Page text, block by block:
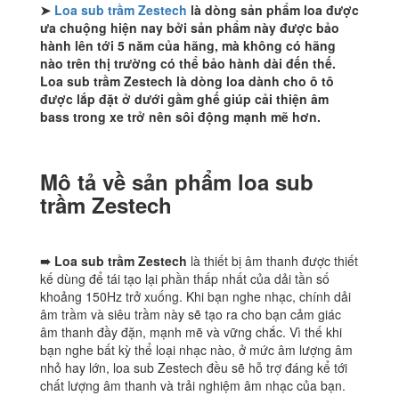
➤ Loa sub trầm Zestech là dòng sản phẩm loa được
ưa chuộng hiện nay bởi sản phẩm này được bảo
hành lên tới 5 năm của hãng, mà không có hãng
nào trên thị trường có thể bảo hành dài đến thế.
Loa sub trầm Zestech là dòng loa dành cho ô tô
được lắp đặt ở dưới gầm ghế giúp cải thiện âm
bass trong xe trở nên sôi động mạnh mẽ hơn.
Mô tả về sản phẩm loa sub
trầm Zestech
➠ Loa sub trầm Zestech là thiết bị âm thanh được thiết
kế dùng để tái tạo lại phần thấp nhất của dải tần số
khoảng 150Hz trở xuống. Khi bạn nghe nhạc, chính dải
âm trầm và siêu trầm này sẽ tạo ra cho bạn cảm giác
âm thanh đầy đặn, mạnh mẽ và vững chắc. Vì thế khi
bạn nghe bất kỳ thể loại nhạc nào, ở mức âm lượng âm
nhỏ hay lớn, loa sub Zestech đều sẽ hỗ trợ đáng kể tới
chất lượng âm thanh và trải nghiệm âm nhạc của bạn.